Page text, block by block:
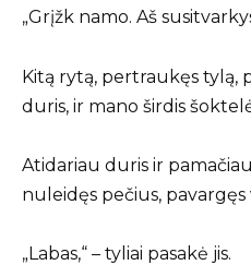
„Grįžk namo. Aš
Kitą rytą, pertraukęs tylą,
duris, ir mano širdis
Atidariau duris ir
nuleidęs pečius, pavargęs
„Labas,“ – tyliai pasakė jis.